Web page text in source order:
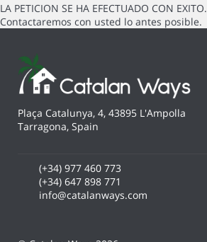
LA PETICION SE HA EFECTUADO CON EXITO.
Contactaremos con usted lo antes posible.
Plaça Catalunya, 4, 43895 L'Ampolla
Tarragona, Spain
(+34) 977 460 773
(+34) 647 898 771
info@catalanways.com